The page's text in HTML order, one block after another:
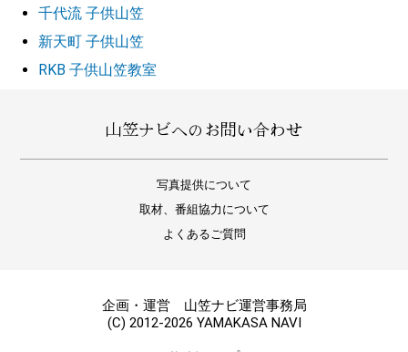
千代流 子供山笠
新天町 子供山笠
RKB 子供山笠教室
山笠ナビへのお問い合わせ
写真提供について
取材、番組協力について
よくあるご質問
企画・運営 山笠ナビ運営事務局
(C) 2012-2026 YAMAKASA NAVI